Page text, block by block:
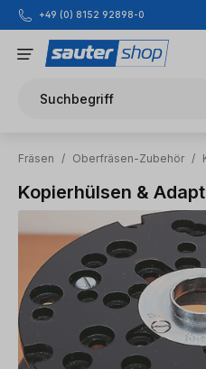
Zum Hauptinhalt springen
+49 (0) 8152 92898-0
Suchbegriff
Fräsen / Oberfräsen-Zubehör /
Kopierhülsen &